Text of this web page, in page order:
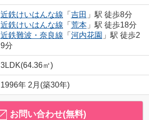
近鉄けいはんな線 「 吉田 」駅 徒歩8分
近鉄けいはんな線 「 荒本」駅 徒歩18分
近鉄難波・奈良線 「 河内花園 」駅 徒歩2
9分
3LDK(64.36㎡)
1996年 2月(築30年)
お問い合わせ(無料)